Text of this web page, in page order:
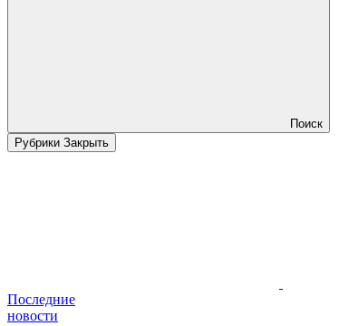
Поиск
Рубрики Закрыть
Последние
новости